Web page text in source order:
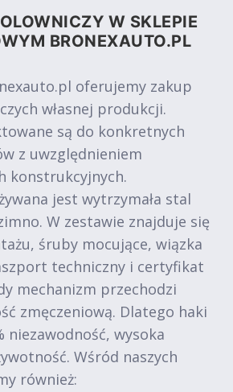
W SKLEPIE
BRONEXAUTO.PL
oferujemy zakup
własnej produkcji.
są do konkretnych
z uwzględnieniem
konstrukcyjnych.
jest wytrzymała stal
W zestawie znajduje się
śruby mocujące, wiązka
techniczny i certyfikat
mechanizm przechodzi
zmęczeniową. Dlatego haki
niezawodność, wysoka
Wśród naszych
również: